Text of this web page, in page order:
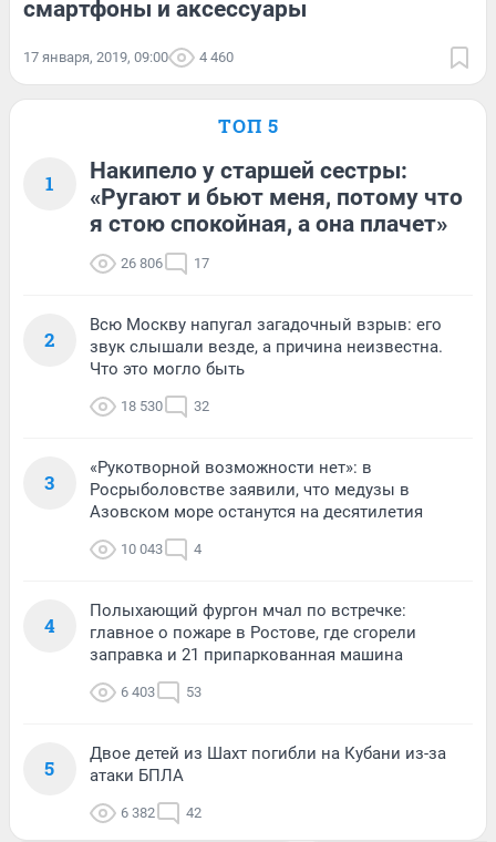
смартфоны и аксессуары
17 января, 2019, 09:00 4 460
ТОП 5
1
Накипело у старшей сестры:
«Ругают и бьют меня, потому что
я стою спокойная, а она плачет»
26 806 17
2
Всю Москву напугал загадочный взрыв: его
звук слышали везде, а причина неизвестна.
Что это могло быть
18 530 32
3
«Рукотворной возможности нет»: в
Росрыболовстве заявили, что медузы в
Азовском море останутся на десятилетия
10 043 4
4
Полыхающий фургон мчал по встречке:
главное о пожаре в Ростове, где сгорели
заправка и 21 припаркованная машина
6 403 53
5
Двое детей из Шахт погибли на Кубани из-за
атаки БПЛА
6 382 42